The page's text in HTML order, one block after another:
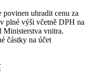
uhradit cenu za
plné výši včetně DPH na
Ministerstva vnitra.
částky na účet